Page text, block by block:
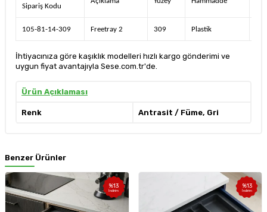
Sipariş Kodu
105-81-14-309 Freetray 2 309 Plastik
İhtiyacınıza göre kaşıklık modelleri hızlı kargo gönderimi ve
uygun fiyat avantajıyla Sese.com.tr'de.
Ürün Açıklaması
Renk Antrasit / Füme, Gri
Benzer Ürünler
%13
İndirim
%13
İndirim